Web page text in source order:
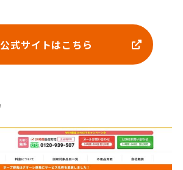
公式サイトはこちら